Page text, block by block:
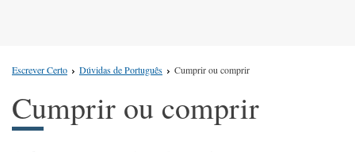
Escrever Certo Dúvidas de Português Cumprir ou comprir
Cumprir ou comprir